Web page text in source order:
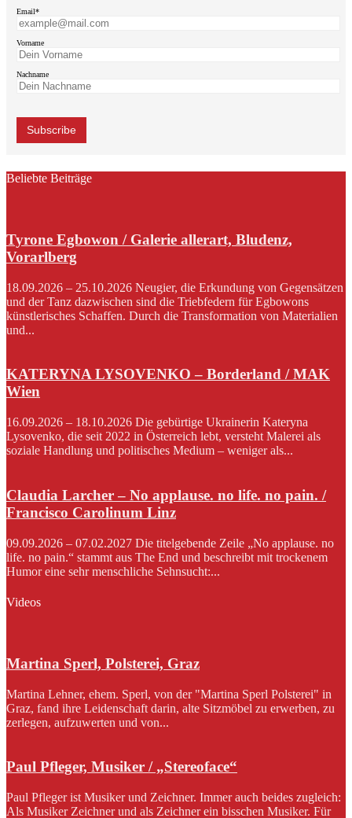
Email*
Vorname
Nachname
Beliebte Beiträge
Tyrone Egbowon / Galerie allerart, Bludenz,
Vorarlberg
18.09.2026 – 25.10.2026 Neugier, die Erkundung von Gegensätzen
und der Tanz dazwischen sind die Triebfedern für Egbowons
künstlerisches Schaffen. Durch die Transformation von Materialien
und...
KATERYNA LYSOVENKO – Borderland / MAK
Wien
16.09.2026 – 18.10.2026 Die gebürtige Ukrainerin Kateryna
Lysovenko, die seit 2022 in Österreich lebt, versteht Malerei als
soziale Handlung und politisches Medium – weniger als...
Claudia Larcher – No applause. no life. no pain. /
Francisco Carolinum Linz
09.09.2026 – 07.02.2027 Die titelgebende Zeile „No applause. no
life. no pain.“ stammt aus The End und beschreibt mit trockenem
Humor eine sehr menschliche Sehnsucht:...
Videos
Martina Sperl, Polsterei, Graz
Martina Lehner, ehem. Sperl, von der "Martina Sperl Polsterei" in
Graz, fand ihre Leidenschaft darin, alte Sitzmöbel zu erwerben, zu
zerlegen, aufzuwerten und von...
Paul Pfleger, Musiker / „Stereoface“
Paul Pfleger ist Musiker und Zeichner. Immer auch beides zugleich:
Als Musiker Zeichner und als Zeichner ein bisschen Musiker. Für